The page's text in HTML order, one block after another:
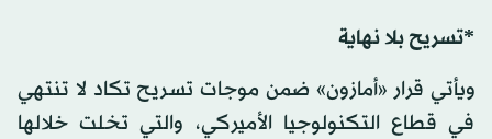
*تسريح بلا نهاية
ويأتي قرار «أمازون» ضمن موجات تسريح تكاد لا تنتهي
في قطاع التكنولوجيا الأميركي، والتي تخلت خلالها